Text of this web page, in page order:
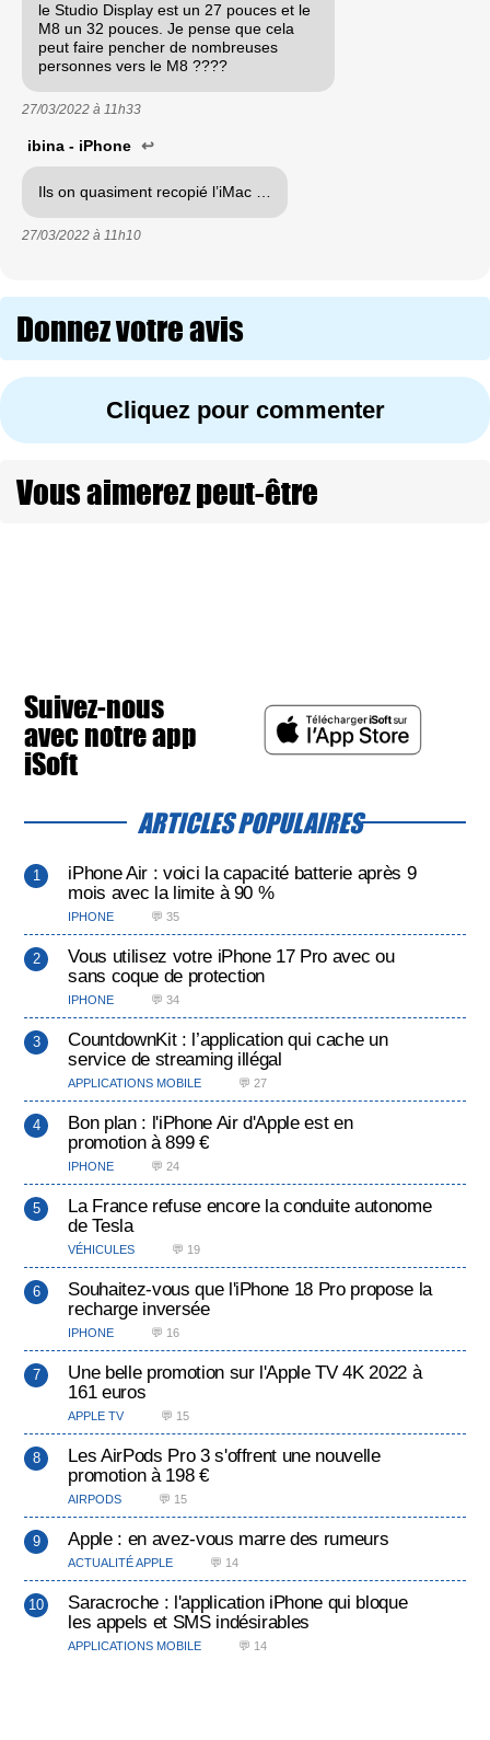
le Studio Display est un 27 pouces et le
M8 un 32 pouces. Je pense que cela
peut faire pencher de nombreuses
personnes vers le M8 ????
27/03/2022 à 11h33
ibina - iPhone ↩
Ils on quasiment recopié l’iMac …
27/03/2022 à 11h10
Donnez votre avis
Cliquez pour commenter
Vous aimerez peut-être
Suivez-nous
avec notre app
iSoft
ARTICLES POPULAIRES
iPhone Air : voici la capacité batterie après 9
mois avec la limite à 90 %
IPHONE 💬 35
Vous utilisez votre iPhone 17 Pro avec ou
sans coque de protection
IPHONE 💬 34
CountdownKit : l’application qui cache un
service de streaming illégal
APPLICATIONS MOBILE 💬 27
Bon plan : l'iPhone Air d'Apple est en
promotion à 899 €
IPHONE 💬 24
La France refuse encore la conduite autonome
de Tesla
VÉHICULES 💬 19
Souhaitez-vous que l'iPhone 18 Pro propose la
recharge inversée
IPHONE 💬 16
Une belle promotion sur l'Apple TV 4K 2022 à
161 euros
APPLE TV 💬 15
Les AirPods Pro 3 s'offrent une nouvelle
promotion à 198 €
AIRPODS 💬 15
Apple : en avez-vous marre des rumeurs
ACTUALITÉ APPLE 💬 14
Saracroche : l'application iPhone qui bloque
les appels et SMS indésirables
APPLICATIONS MOBILE 💬 14